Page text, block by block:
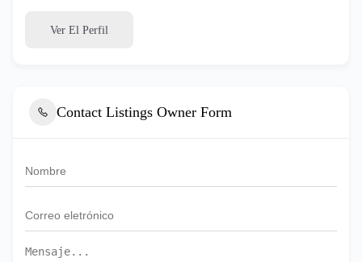
Ver El Perfil
Contact Listings Owner Form